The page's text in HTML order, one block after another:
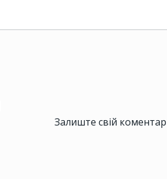
Залиште свій коментар